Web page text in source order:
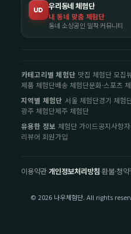
UD 우리동네 체험단
내 동네 맞춤 체험단
동네 소상공인 밀착 커뮤니티
카테고리별 체험단 맛집 체험단 모집
제품 체험단배송 체험단문화·스포츠
지역별 체험단 서울 체험단경기 체험
광주 체험단제주 체험단
유용한 정보 체험단 가이드공지사항
리뷰어 회원가입
이용약관·개인정보처리방침·환불·청
© 2026 나우체험단. All rights